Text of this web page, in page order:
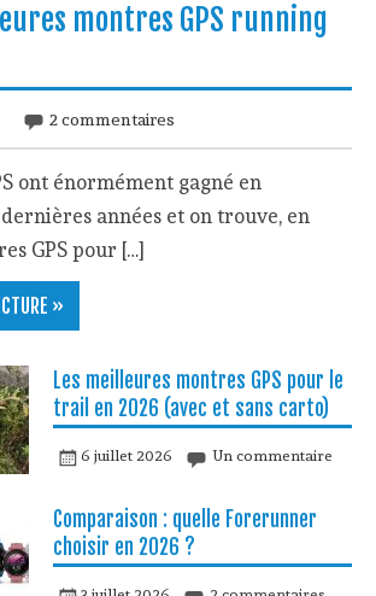
montres GPS running
2 commentaires
ont énormément gagné en
années et on trouve, en
GPS pour […]
»
Les meilleures montres GPS pour le
trail en 2026 (avec et sans carto)
6 juillet 2026 Un commentaire
Comparaison : quelle Forerunner
choisir en 2026 ?